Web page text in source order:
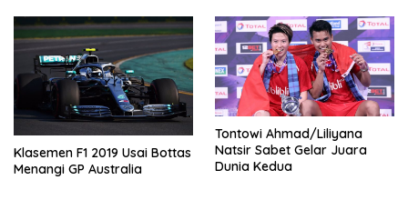
Klasemen F1 2019 Usai Bottas
Menangi GP Australia
Tontowi Ahmad/Liliyana
Natsir Sabet Gelar Juara
Dunia Kedua